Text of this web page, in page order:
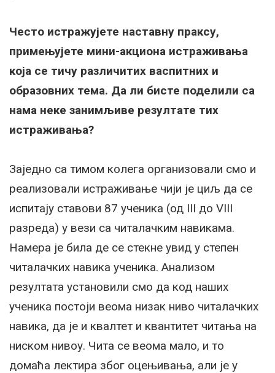
Често истражујете наставну праксу,
примењујете мини-акциона истраживања
која се тичу различитих васпитних и
образовних тема. Да ли бисте поделили са
нама неке занимљиве резултате тих
истраживања?
Заједно са тимом колега организовали смо и
реализовали истраживање чији је циљ да се
испитају ставови 87 ученика (од III до VIII
разреда) у вези са читалачким навикама.
Намера је била де се стекне увид у степен
читалачких навика ученика. Анализом
резултата установили смо да код наших
ученика постоји веома низак ниво читалачких
навика, да је и квалтет и квантитет читања на
ниском нивоу. Чита се веома мало, и то
домаћа лектира због оцењивања, али је у